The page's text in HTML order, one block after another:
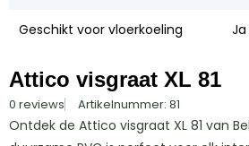
Geschikt voor vloerkoeling Ja
Attico visgraat XL 81
0 reviews Artikelnummer: 81
Ontdek de Attico visgraat XL 81 van